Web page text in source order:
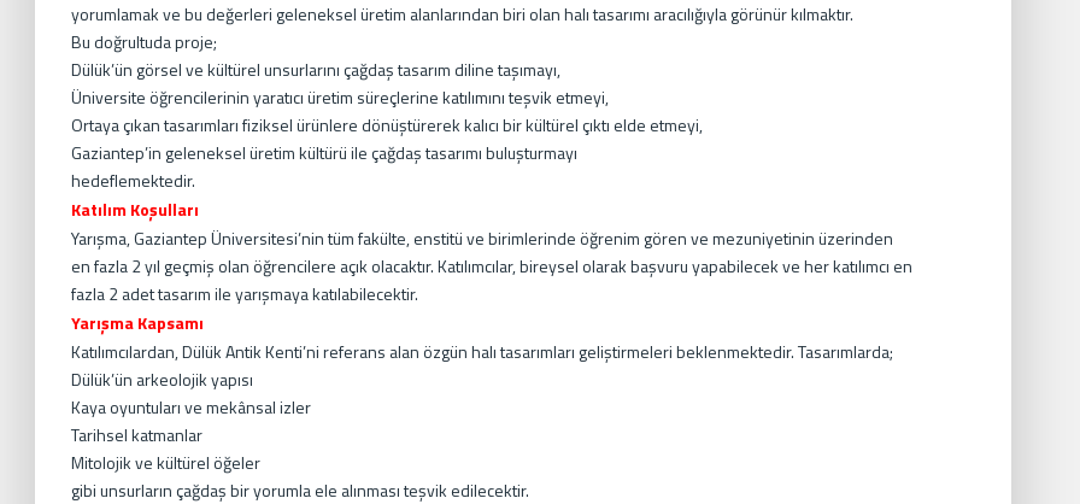
yorumlamak ve bu değerleri geleneksel üretim alanlarından biri olan halı tasarımı aracılığıyla görünür kılmaktır.
Bu doğrultuda proje;
Dülük’ün görsel ve kültürel unsurlarını çağdaş tasarım diline taşımayı,
Üniversite öğrencilerinin yaratıcı üretim süreçlerine katılımını teşvik etmeyi,
Ortaya çıkan tasarımları fiziksel ürünlere dönüştürerek kalıcı bir kültürel çıktı elde etmeyi,
Gaziantep’in geleneksel üretim kültürü ile çağdaş tasarımı buluşturmayı
hedeflemektedir.
Katılım Koşulları
Yarışma, Gaziantep Üniversitesi’nin tüm fakülte, enstitü ve birimlerinde öğrenim gören ve mezuniyetinin üzerinden
en fazla 2 yıl geçmiş olan öğrencilere açık olacaktır. Katılımcılar, bireysel olarak başvuru yapabilecek ve her katılımcı en
fazla 2 adet tasarım ile yarışmaya katılabilecektir.
Yarışma Kapsamı
Katılımcılardan, Dülük Antik Kenti’ni referans alan özgün halı tasarımları geliştirmeleri beklenmektedir. Tasarımlarda;
Dülük’ün arkeolojik yapısı
Kaya oyuntuları ve mekânsal izler
Tarihsel katmanlar
Mitolojik ve kültürel öğeler
gibi unsurların çağdaş bir yorumla ele alınması teşvik edilecektir.